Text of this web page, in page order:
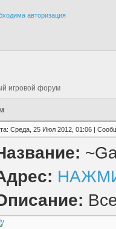
авторизация
игровой форум
Среда, 25 Июл 2012, 01:06 |